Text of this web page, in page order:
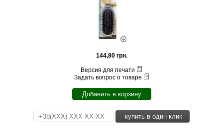
144,80 грн.
Версия для печати
Задать вопрос о товаре
Добавить в корзину
купить в один клик